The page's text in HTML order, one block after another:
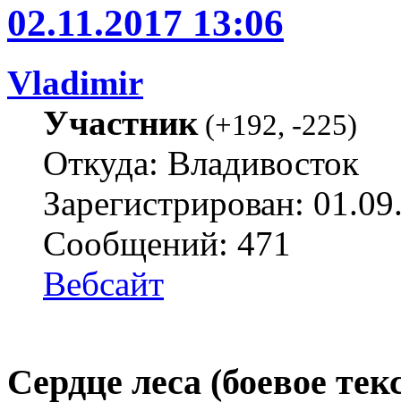
02.11.2017 13:06
Vladimir
Участник(+192, -225)
Откуда: Владивосток
Зарегистрирован:
Сообщений: 471
Вебсайт
Сердце леса (боевое